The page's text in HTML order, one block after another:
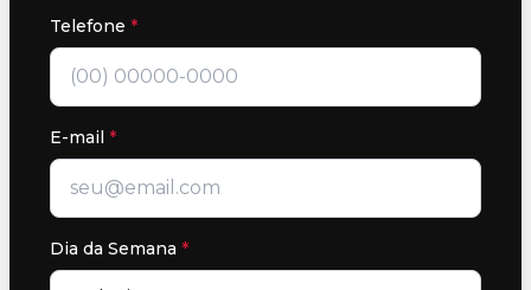
Telefone *
E-mail *
Dia da Semana *